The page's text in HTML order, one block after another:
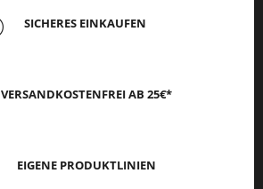
SICHERES EINKAUFEN
VERSANDKOSTENFREI AB 25€*
EIGENE PRODUKTLINIEN